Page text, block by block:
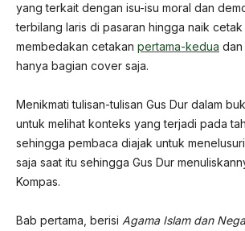
yang terkait dengan isu-isu moral dan
terbilang laris di pasaran hingga naik cetak
membedakan cetakan pertama-kedua dan
hanya bagian cover saja.
Menikmati tulisan-tulisan Gus Dur dalam
untuk melihat konteks yang terjadi pada
sehingga pembaca diajak untuk
saja saat itu sehingga Gus Dur
Kompas.
Bab pertama, berisi Agama Islam dan